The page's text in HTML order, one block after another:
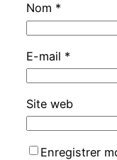
Nom *
E-mail *
Site web
Enregistrer